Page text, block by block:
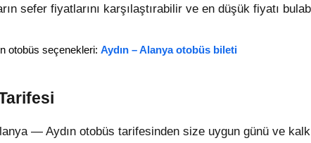
sefer fiyatlarını karşılaştırabilir ve en düşük fiyatı
otobüs seçenekleri: Aydın – Alanya otobüs bileti
— Aydın otobüs tarifesinden size uygun günü ve